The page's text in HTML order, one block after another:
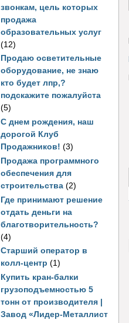
звонкам, цель которых
продажа
образовательных услуг
(12)
Продаю осветительные
оборудование, не знаю
кто будет лпр,?
подскажите пожалуйста
(5)
С днем рождения, наш
дорогой Клуб
Продажников! (3)
Продажа программного
обеспечения для
строительства (2)
Где принимают решение
отдать деньги на
благотворительность?
(4)
Старший оператор в
колл-центр (1)
Купить кран-балки
грузоподъемностью 5
тонн от производителя |
Завод «Лидер-Металлист